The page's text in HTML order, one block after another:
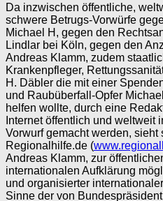
Da inzwischen öffentliche,
schwere Betrugs-Vorwürfe
Michael H, gegen den
Lindlar bei Köln, gegen den
Andreas Klamm, zudem
Krankenpfleger,
H. Däbler die mit einer
und Raubüberfall-Opfer
helfen wollte, durch eine
Internet öffentlich und weltweit
Vorwurf gemacht werden,
Regionalhilfe.de (
Andreas Klamm, zur
internationalen Aufklärung
und organisierter
Sinne der von